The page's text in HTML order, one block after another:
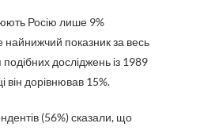
Росію лише 9%
найнижчий показник за весь
досліджень із 1989
він дорівнював 15%.
(56%) сказали, що